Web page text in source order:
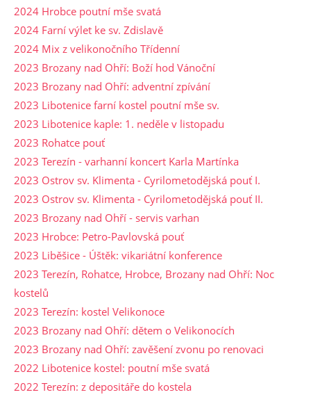
2024 Hrobce poutní mše svatá
2024 Farní výlet ke sv. Zdislavě
2024 Mix z velikonočního Třídenní
2023 Brozany nad Ohří: Boží hod Vánoční
2023 Brozany nad Ohří: adventní zpívání
2023 Libotenice farní kostel poutní mše sv.
2023 Libotenice kaple: 1. neděle v listopadu
2023 Rohatce pouť
2023 Terezín - varhanní koncert Karla Martínka
2023 Ostrov sv. Klimenta - Cyrilometodějská pouť I.
2023 Ostrov sv. Klimenta - Cyrilometodějská pouť II.
2023 Brozany nad Ohří - servis varhan
2023 Hrobce: Petro-Pavlovská pouť
2023 Liběšice - Úštěk: vikariátní konference
2023 Terezín, Rohatce, Hrobce, Brozany nad Ohří: Noc
kostelů
2023 Terezín: kostel Velikonoce
2023 Brozany nad Ohří: dětem o Velikonocích
2023 Brozany nad Ohří: zavěšení zvonu po renovaci
2022 Libotenice kostel: poutní mše svatá
2022 Terezín: z depositáře do kostela